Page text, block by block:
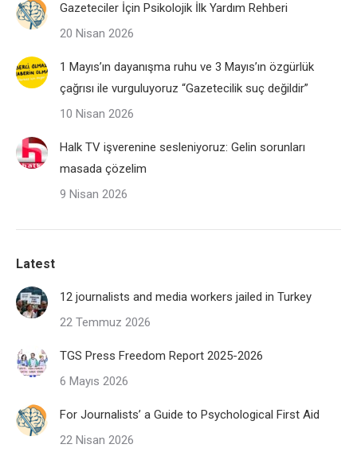
Gazeteciler İçin Psikolojik İlk Yardım Rehberi
20 Nisan 2026
1 Mayıs’ın dayanışma ruhu ve 3 Mayıs’ın özgürlük
çağrısı ile vurguluyoruz “Gazetecilik suç değildir”
10 Nisan 2026
Halk TV işverenine sesleniyoruz: Gelin sorunları
masada çözelim
9 Nisan 2026
Latest
12 journalists and media workers jailed in Turkey
22 Temmuz 2026
TGS Press Freedom Report 2025-2026
6 Mayıs 2026
For Journalists’ a Guide to Psychological First Aid
22 Nisan 2026